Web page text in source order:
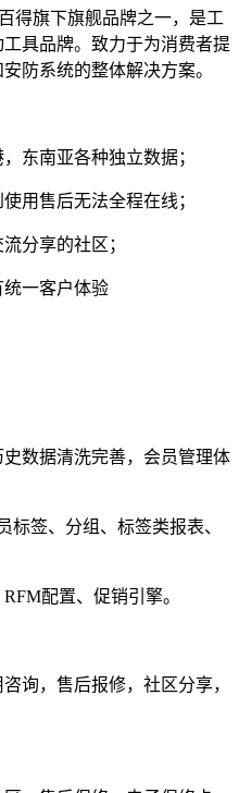
得旗下旗舰品牌之一，是工
具品牌。致力于为消费者提
防系统的整体解决方案。
东南亚各种独立数据；
用售后无法全程在线；
分享的社区；
统一客户体验
数据清洗完善，会员管理体
标签、分组、标签类报表、
配置、促销引擎。
询，售后报修，社区分享，